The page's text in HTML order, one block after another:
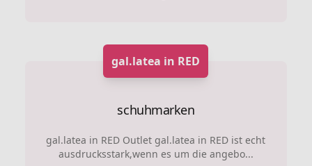
gal.latea in RED
schuhmarken
gal.latea in RED Outlet gal.latea in RED ist echt
ausdrucksstark,wenn es um die angebo...